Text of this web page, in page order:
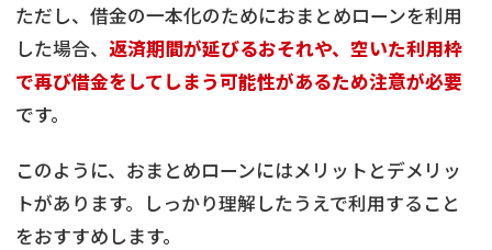
ただし、借金の一本化のためにおまとめローンを利用
した場合、 返済期間が延びるおそれや、空いた利用枠
で再び借金をしてしまう可能性があるため注意が必要
です。
このように、おまとめローンにはメリットとデメリッ
トがあります。しっかり理解したうえで利用すること
をおすすめします。